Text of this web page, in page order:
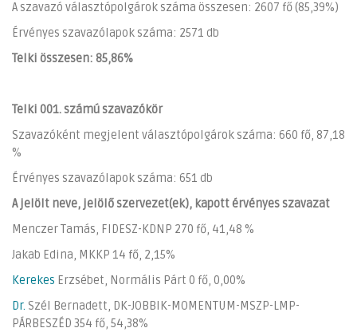
A szavazó választópolgárok száma összesen: 2607 fő (85,39%)
Érvényes szavazólapok száma: 2571 db
Telki összesen: 85,86%
Telki 001. számú szavazókör
Szavazóként megjelent választópolgárok száma: 660 fő, 87,18
%
Érvényes szavazólapok száma: 651 db
A jelölt neve, jelölő szervezet(ek), kapott érvényes szavazat
Menczer Tamás, FIDESZ-KDNP 270 fő, 41,48 %
Jakab Edina, MKKP 14 fő, 2,15%
Kerekes Erzsébet, Normális Párt 0 fő, 0,00%
Dr. Szél Bernadett, DK-JOBBIK-MOMENTUM-MSZP-LMP-
PÁRBESZÉD 354 fő, 54,38%